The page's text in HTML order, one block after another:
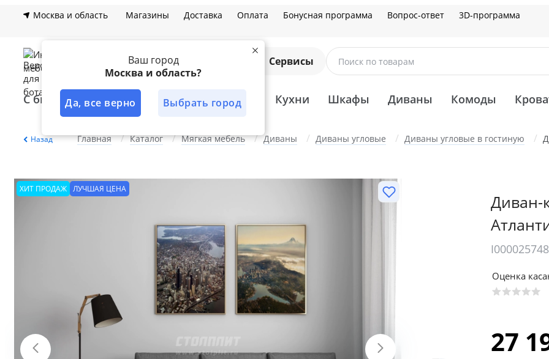
Ваш город
Москва и область?
Да, все верно Выбрать город
Москва и область Магазины Доставка Оплата Бонусная программа Вопрос-ответ 3D-программа
Сервисы Поиск по товарам
С быстрой доставкой Лучшее решение Кухни Шкафы Диваны Комоды
Назад Главная Каталог Мягкая мебель Диваны Диваны угловые Диваны угловые в гостиную
ХИТ ПРОДАЖ ЛУЧШАЯ ЦЕНА
Диван-
Оценка
27